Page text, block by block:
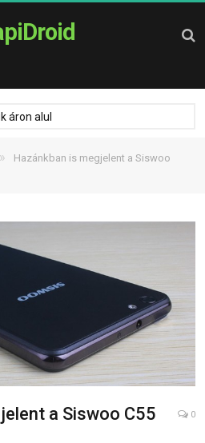
áron alul
»
Hazánkban is megjelent a Siswoo
a Siswoo C55 0